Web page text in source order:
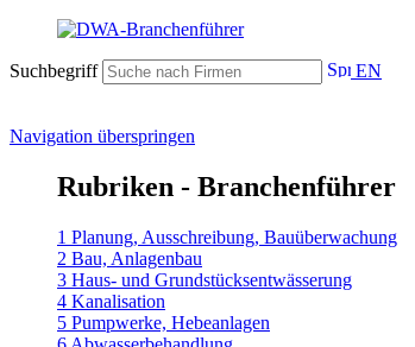
Suchbegriff EN
Navigation überspringen
Rubriken - Branchenführer
1 Planung, Ausschreibung, Bauüberwachung
2 Bau, Anlagenbau
3 Haus- und Grundstücksentwässerung
4 Kanalisation
5 Pumpwerke, Hebeanlagen